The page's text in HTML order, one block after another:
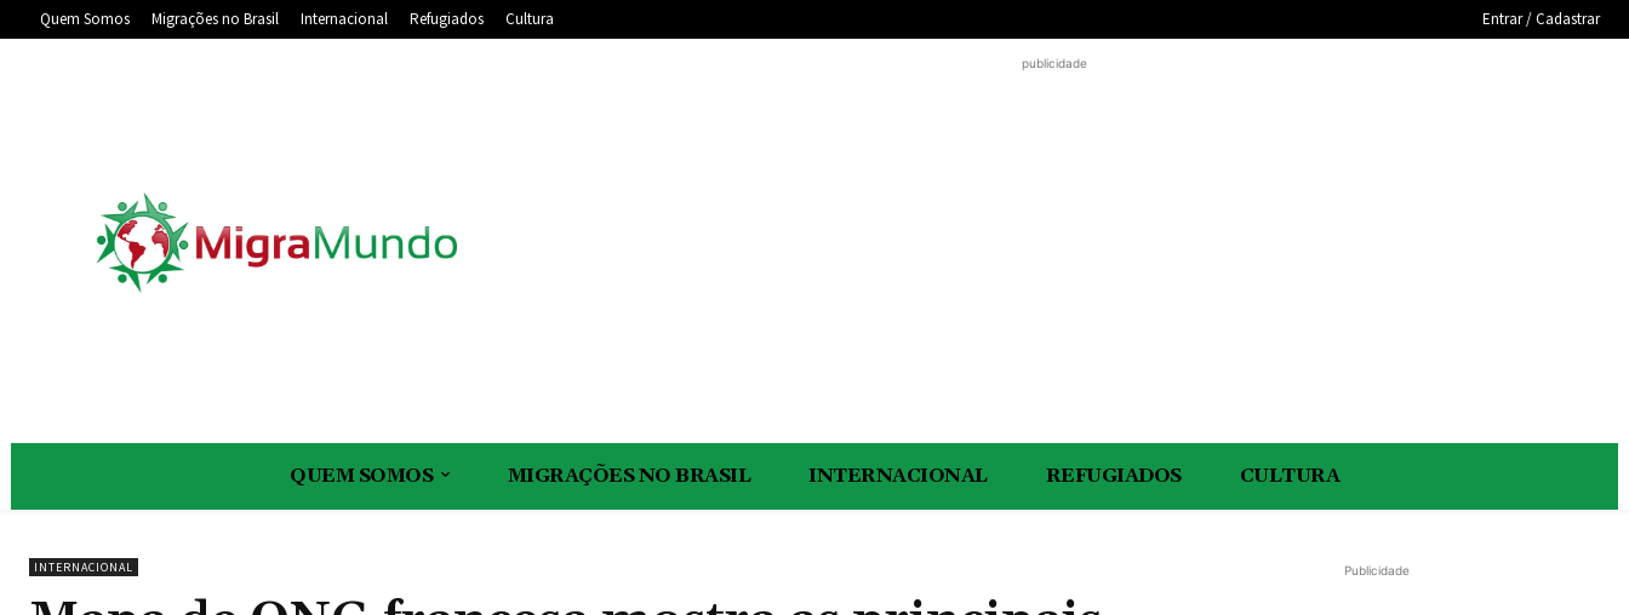
Quem Somos Migrações no Brasil Internacional Refugiados Cultura Entrar / Cadastrar
publicidade
QUEM SOMOS MIGRAÇÕES NO BRASIL INTERNACIONAL REFUGIADOS CULTURA
INTERNACIONAL Publicidade